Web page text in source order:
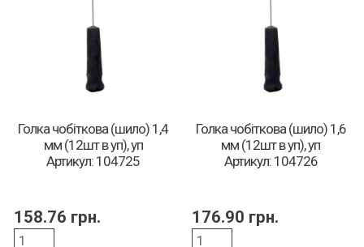
Голка чобіткова (шило) 1,4
мм (12шт в уп), уп
Артикул: 104725
158.76 грн.
Голка чобіткова (шило) 1,6
мм (12шт в уп), уп
Артикул: 104726
176.90 грн.